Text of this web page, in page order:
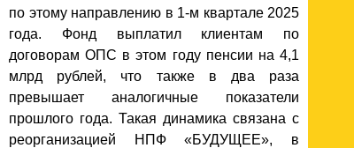
по этому направлению в 1-м квартале 2025
года. Фонд выплатил клиентам по
договорам ОПС в этом году пенсии на 4,1
млрд рублей, что также в два раза
превышает аналогичные показатели
прошлого года. Такая динамика связана с
реорганизацией НПФ «БУДУЩЕЕ», в